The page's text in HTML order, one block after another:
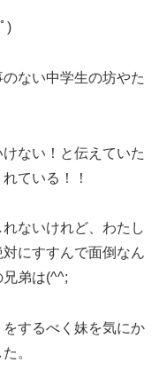
)
ない中学生の坊やた
ない！と伝えていた
ている！！
ないけれど、わたし
にすすんで面倒なん
弟は(^^;
するべく妹を気にか
。